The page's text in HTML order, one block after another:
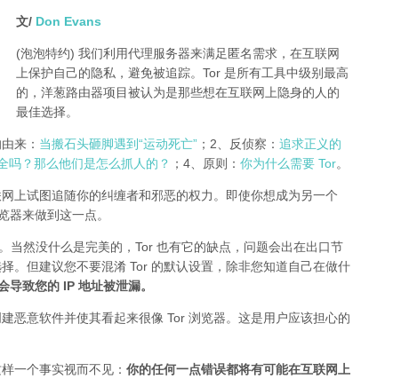
文/ Don Evans
(泡泡特约) 我们利用代理服务器来满足匿名需求，在互联网
上保护自己的隐私，避免被追踪。Tor 是所有工具中级别最高
的，洋葱路由器项目被认为是那些想在互联网上隐身的人的
最佳选择。
来： 当搬石头砸脚遇到“运动死亡” ；2、反侦察： 追求正义的
吗？那么他们是怎么抓人的？ ；4、原则： 你为什么需要 Tor。
上试图追随你的纠缠者和邪恶的权力。即使你想成为另一个
来做到这一点。
当然没什么是完美的，Tor 也有它的缺点，问题会出在出口节
。但建议您不要混淆 Tor 的默认设置，除非您知道自己在做什
导致您的 IP 地址被泄漏。
恶意软件并使其看起来很像 Tor 浏览器。这是用户应该担心的
一个事实视而不见： 你的任何一点错误都将有可能在互联网上